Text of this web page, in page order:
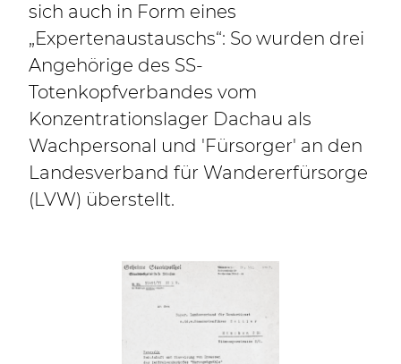
sich auch in Form eines
„Expertenaustauschs“: So wurden drei
Angehörige des SS-
Totenkopfverbandes vom
Konzentrationslager Dachau als
Wachpersonal und 'Fürsorger' an den
Landesverband für Wandererfürsorge
(LVW) überstellt.